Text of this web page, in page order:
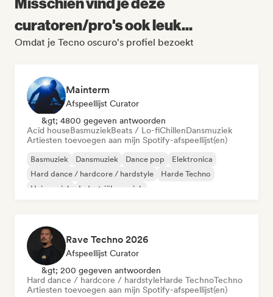
curatoren/pro's ook leuk...
Omdat je Tecno oscuro's profiel bezoekt
Mainterm
Afspeellijst Curator
&gt; 4800 gegeven antwoorden
Acid houseBasmuziekBeats / Lo-fiChillenDansmuziek
Artiesten toevoegen aan mijn Spotify-afspeellijst(en)
Basmuziek Dansmuziek Dance pop
Elektronica
Hard dance / hardcore / hardstyle
Harde Techno
Huismuziek
Industriële muziek
Rave Techno 2026
Afspeellijst Curator
&gt; 200 gegeven antwoorden
Hard dance / hardcore / hardstyleHarde TechnoTechno
Artiesten toevoegen aan mijn Spotify-afspeellijst(en)